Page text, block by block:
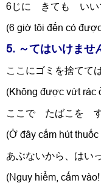
6じに きても いい
(6 giờ tôi đến có
5. ～てはいけませ
ここにゴミを捨てて
(Không được vứt rác
ここで たばこを す
(Ở đây cấm hút
あぶないから、はい
(Nguy hiểm, cấm